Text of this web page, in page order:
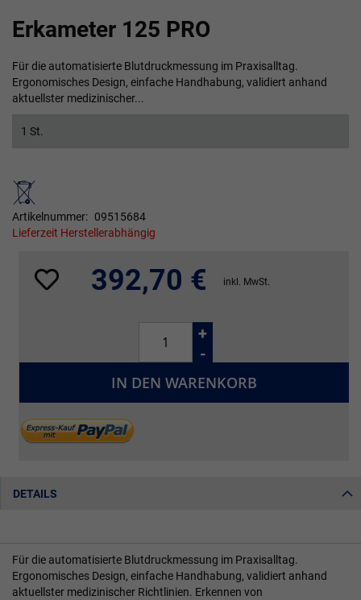
Erkameter 125 PRO
Für die automatisierte Blutdruckmessung im Praxisalltag.
Ergonomisches Design, einfache Handhabung, validiert anhand
aktuellster medizinischer...
1 St.
Artikelnummer
09515684
Lieferzeit Herstellerabhängig
392,70 € inkl. MwSt.
+
-
IN DEN WARENKORB
Anfang
der
springen
DETAILS
Für die automatisierte Blutdruckmessung im Praxisalltag.
Ergonomisches Design, einfache Handhabung, validiert anhand
aktuellster medizinischer Richtlinien. Erkennen von